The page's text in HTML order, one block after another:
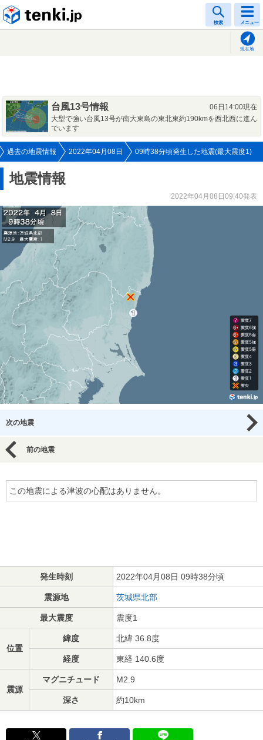
検索 メニュー
現在地
台風13号情報
06日14:00現在
大型で強い台風13号が南大東島の東北東約190kmを西北西に進ん
でいます
過去の地震情報 2022年04月08日 09時38分頃発生した地震(最大震度1)
地震情報
2022年04月08日09:40発表
次の地震
前の地震
この地震による津波の心配はありません。
発生時刻 2022年04月08日 09時38分頃
震源地 茨城県北部
最大震度 震度1
位置
緯度 北緯 36.8度
経度 東経 140.6度
震源
マグニチュード M2.9
深さ 約10km